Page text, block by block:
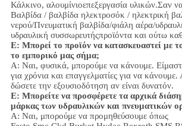
Κάλκινο, αλουμίνιοεπεξεργασία υλικών.Σαν
Βαλβίδα / βαλβίδα ηλεκτροσόκ / ηλεκτρική
νερού/Πνευματική βαλβίδα/φιάλη αέρα/
υδραυλική συσσωρευτήςπροϊόντα και ούτω
Ε: Μπορεί το προϊόν να κατασκευαστεί με
το εμπορικό μας σήμα;
Α: Ναι, φυσικά, μπορούμε να κάνουμε.
για χρόνια και επαγγελματίες για να
δώσετε την εξουσιοδότηση αν είναι δυνατόν.
Ε: Μπορείτε να προσφέρετε τα αρχικά
μάρκας των υδραυλικών και πνευματικών
Α: Ναι, μπορούμε να προμηθεύσουμε όπως